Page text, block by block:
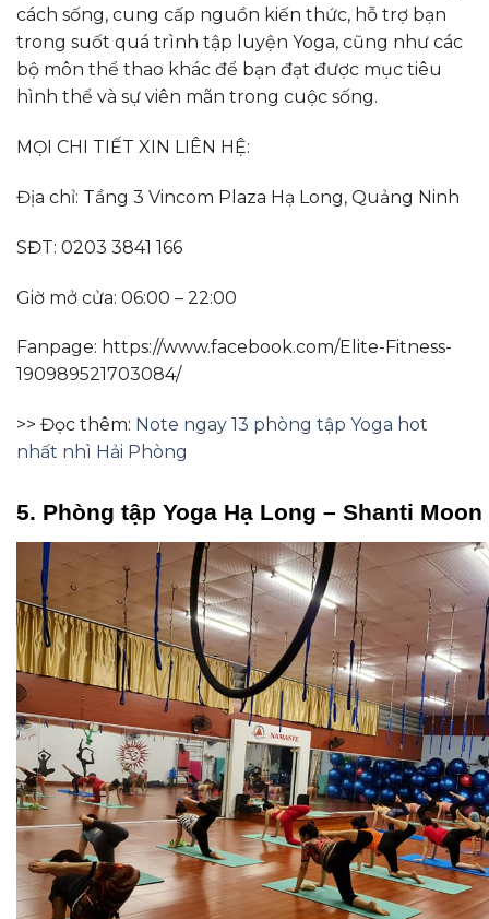
cách sống, cung cấp nguồn kiến thức, hỗ trợ bạn
trong suốt quá trình tập luyện Yoga, cũng như các
bộ môn thể thao khác để bạn đạt được mục tiêu
hình thể và sự viên mãn trong cuộc sống.
MỌI CHI TIẾT XIN LIÊN HỆ:
Địa chỉ: Tầng 3 Vincom Plaza Hạ Long, Quảng Ninh
SĐT: 0203 3841 166
Giờ mở cửa: 06:00 – 22:00
Fanpage: https://www.facebook.com/Elite-Fitness-
190989521703084/
>> Đọc thêm: Note ngay 13 phòng tập Yoga hot
nhất nhì Hải Phòng
5. Phòng tập Yoga Hạ Long – Shanti Moon